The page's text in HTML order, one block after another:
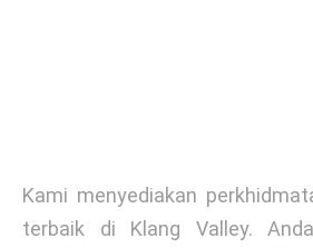
Kami menyediakan
terbaik di Klang Valley.